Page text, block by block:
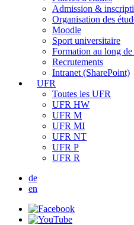
Admission &
Organisation des
Moodle
Sport universitaire
Formation au long
Recrutements
Intranet (SharePoint)
UFR
Toutes les UFR
UFR HW
UFR M
UFR MI
UFR NT
UFR P
UFR R
de
en